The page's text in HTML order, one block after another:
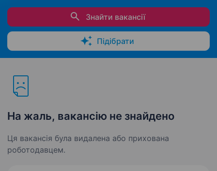
Знайти вакансії
Підібрати
На жаль, вакансію не знайдено
Ця вакансія була видалена або прихована
роботодавцем.